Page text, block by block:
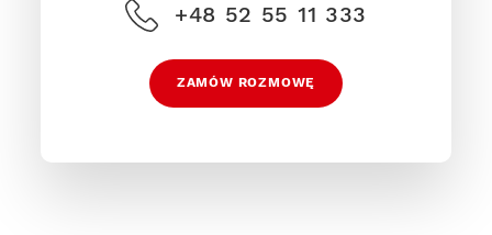
+48 52 55 11 333
ZAMÓW ROZMOWĘ